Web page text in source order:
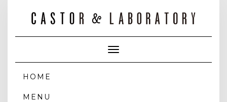
Toggle
Navigation
HOME
MENU